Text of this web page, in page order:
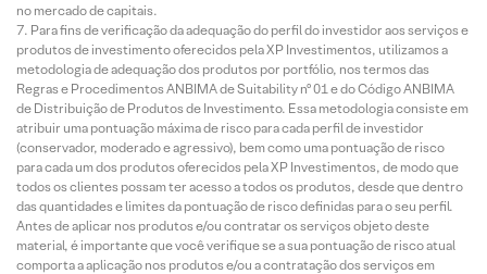
no mercado de capitais.
Para fins de verificação da adequação do perfil do investidor aos serviços e
produtos de investimento oferecidos pela XP Investimentos, utilizamos a
metodologia de adequação dos produtos por portfólio, nos termos das
Regras e Procedimentos ANBIMA de Suitability nº 01 e do Código ANBIMA
de Distribuição de Produtos de Investimento. Essa metodologia consiste em
atribuir uma pontuação máxima de risco para cada perfil de investidor
(conservador, moderado e agressivo), bem como uma pontuação de risco
para cada um dos produtos oferecidos pela XP Investimentos, de modo que
todos os clientes possam ter acesso a todos os produtos, desde que dentro
das quantidades e limites da pontuação de risco definidas para o seu perfil.
Antes de aplicar nos produtos e/ou contratar os serviços objeto deste
material, é importante que você verifique se a sua pontuação de risco atual
comporta a aplicação nos produtos e/ou a contratação dos serviços em